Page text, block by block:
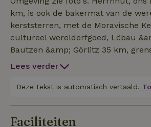
km, is ook de bakermat van de
kerststerren, met de Moravische
cultureel werelderfgoed, Löbau
Bautzen &amp; Görlitz 35 km,
km, Dresden 85 km, voor de deur
km) is een museumdorp met veel
kerststerren vandaan komen,
Lees verder
Deze tekst is automatisch vertaald.
Faciliteiten